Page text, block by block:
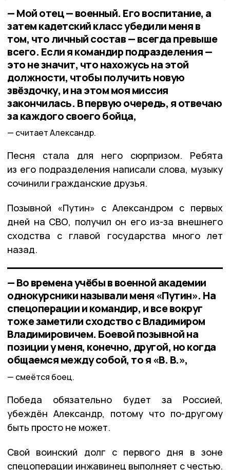
— Мой отец — военный. Его воспитание, а
затем кадетский класс убедили меня в
том, что личный состав — всегда превыше
всего. Если я командир подразделения —
это не значит, что нахожусь на этой
должности, чтобы получить новую
звёздочку, и на этом моя миссия
закончилась. В первую очередь, я отвечаю
за каждого своего бойца,
считает Александр.
Песня стала для него сюрпризом. Ребята
из его подразделения написали слова, музыку
сочинили гражданские друзья.
Позывной «Путин» с Александром с первых
дней на СВО, получил он его из-за внешнего
сходства с главой государства много лет
назад.
— Во времена учёбы в военной академии
однокурсники называли меня «Путин». На
спецоперации и командир, и все вокруг
тоже заметили сходство с Владимиром
Владимировичем. Боевой позывной на
позиции у меня, конечно, другой, но когда
общаемся между собой, то я «В. В.»,
смеётся боец.
Победа обязательно будет за Россией,
убеждён Александр, потому что по-другому
быть просто не может.
Свой воинский долг с первого дня в зоне
спецоперации инжавинец выполняет с честью.